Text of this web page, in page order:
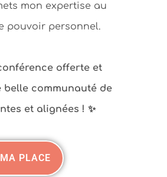
mon expertise au
pouvoir personnel.
offerte et
belle communauté de
et alignées ! ✨
PLACE